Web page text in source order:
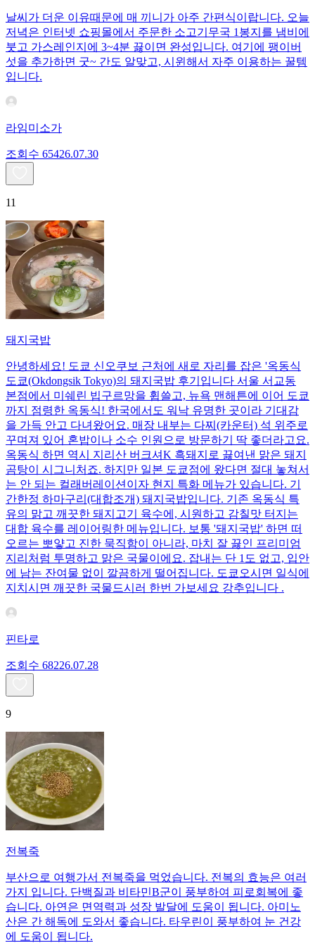
날씨가 더운 이유때문에 매 끼니가 아주 간편식이랍니다. 오늘
저녁은 인터넷 쇼핑몰에서 주문한 소고기무국 1봉지를 냄비에
붓고 가스레인지에 3~4분 끓이면 완성입니다. 여기에 팽이버
섯을 추가하면 굿~ 간도 알맞고, 시윈해서 자주 이용하는 꿀템
입니다.
라임미소가
조회수 65426.07.30
11
돼지국밥
안녕하세요! 도쿄 신오쿠보 근처에 새로 자리를 잡은 '옥동식
도쿄(Okdongsik Tokyo)의 돼지국밥 후기입니다 서울 서교동
본점에서 미쉐린 빕구르망을 휩쓸고, 뉴욕 맨해튼에 이어 도쿄
까지 점령한 옥동식! 한국에서도 워낙 유명한 곳이라 기대감
을 가득 안고 다녀왔어요. 매장 내부는 다찌(카운터) 석 위주로
꾸며져 있어 혼밥이나 소수 인원으로 방문하기 딱 좋더라고요.
옥동식 하면 역시 지리산 버크셔K 흑돼지로 끓여낸 맑은 돼지
곰탕이 시그니처죠. 하지만 일본 도쿄점에 왔다면 절대 놓쳐서
는 안 되는 컬래버레이션이자 현지 특화 메뉴가 있습니다. 기
간한정 하마구리(대합조개) 돼지국밥입니다. 기존 옥동식 특
유의 맑고 깨끗한 돼지고기 육수에, 시원하고 감칠맛 터지는
대합 육수를 레이어링한 메뉴입니다. 보통 '돼지국밥' 하면 떠
오르는 뽀얗고 진한 묵직함이 아니라, 마치 잘 끓인 프리미엄
지리처럼 투명하고 맑은 국물이에요. 잡내는 단 1도 없고, 입안
에 남는 잔여물 없이 깔끔하게 떨어집니다. 도쿄오시면 일식에
지치시면 깨끗한 국물드시러 한번 가보세요 강추입니다 .
핀타로
조회수 68226.07.28
9
전복죽
부산으로 여행가서 전복죽을 먹었습니다. 전복의 효능은 여러
가지 입니다. 단백질과 비타민B군이 풍부하여 피로회복에 좋
습니다. 아연은 면역력과 성장 발달에 도움이 됩니다. 아미노
산은 간 해독에 도와서 좋습니다. 타우린이 풍부하여 눈 건강
에 도움이 됩니다.